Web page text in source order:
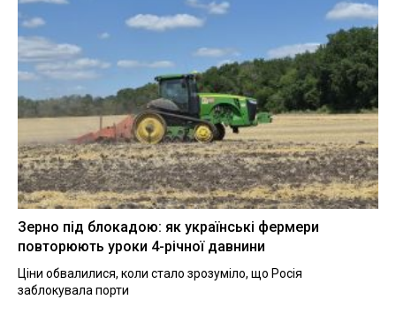
Зерно під блокадою: як українські фермери
повторюють уроки 4-річної давнини
Ціни обвалилися, коли стало зрозуміло, що Росія
заблокувала порти